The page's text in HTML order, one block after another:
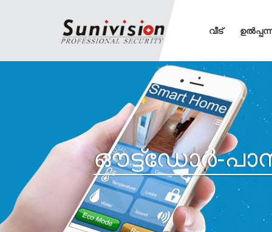
വീട്
ഔട്ട്ഡോർ-